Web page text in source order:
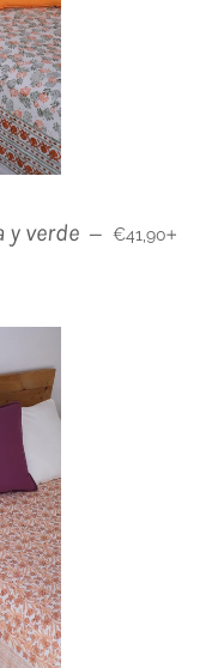
y verde — Precio
€41,90